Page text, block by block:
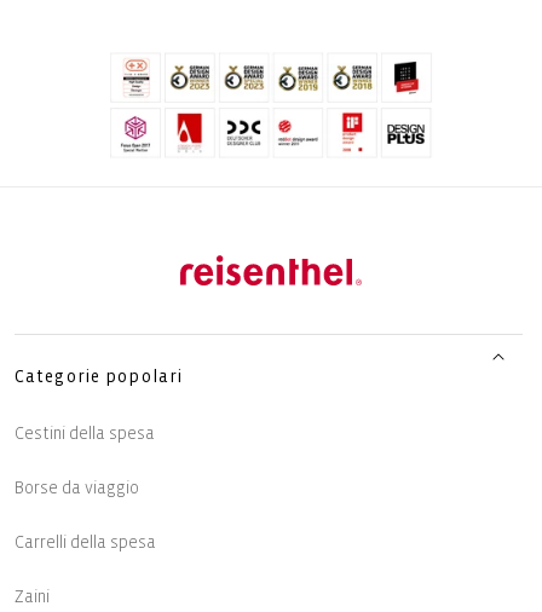
Categorie popolari
Cestini della spesa
Borse da viaggio
Carrelli della spesa
Zaini